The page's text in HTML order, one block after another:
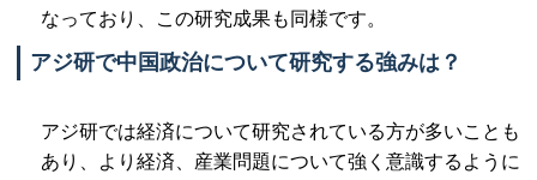
なっており、この研究成果も同様です。
アジ研で中国政治について研究する強みは？
アジ研では経済について研究されている方が多いことも
あり、より経済、産業問題について強く意識するように